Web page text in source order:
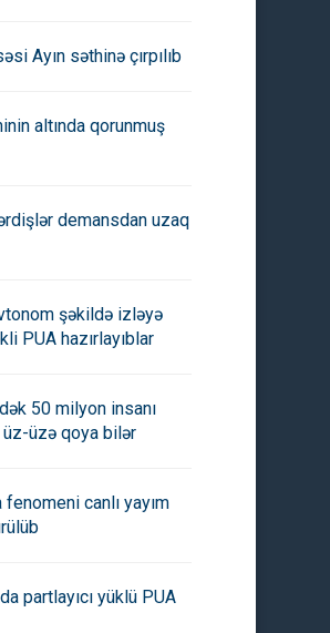
Ayın səthinə çırpılıb
altında qorunmuş
demansdan uzaq
şəkildə izləyə
PUA hazırlayıblar
50 milyon insanı
üzə qoya bilər
canlı yayım
partlayıcı yüklü PUA